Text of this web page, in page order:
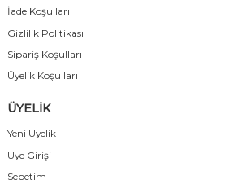
İade Koşulları
Gizlilik Politikası
Sipariş Koşulları
Üyelik Koşulları
ÜYELİK
Yeni Üyelik
Üye Girişi
Sepetim